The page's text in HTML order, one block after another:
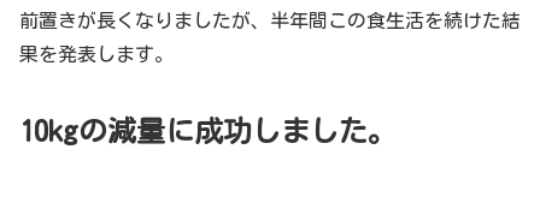
前置きが長くなりましたが、半年間この食生活を続けた結
果を発表します。
10kgの減量に成功しました。